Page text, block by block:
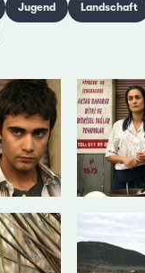
Jugend Landschaft